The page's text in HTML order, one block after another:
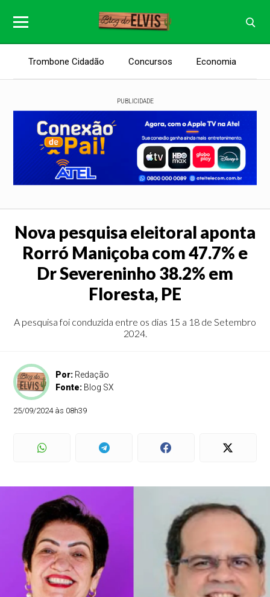
Trombone Cidadão Concursos Economia
PUBLICIDADE
Nova pesquisa eleitoral aponta
Rorró Maniçoba com 47.7% e
Dr Severeninho 38.2% em
Floresta, PE
A pesquisa foi conduzida entre os dias 15 a 18 de Setembro
2024.
Por: Redação
Fonte: Blog SX
25/09/2024 às 08h39